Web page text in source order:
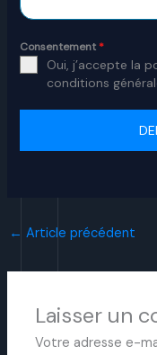
Consentement*
Oui, j’accepte la
conditions
← Article précédent
Laisser un
Votre adresse e-